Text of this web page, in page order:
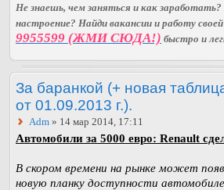
Не знаешь, чем заняться и как заработать?
настроение? Найди вакансии и работу
9955599 (ЖМИ СЮДА!) быстро и
За баранкой (+ новая
от 01.09.2013 г.).
Adm » 14 мар 2014, 17:11
Автомобили за 5000 евро: Renault
В скором времени на рынке может
новую планку доступности